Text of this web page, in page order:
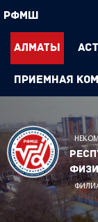
РФМШ
Алматы
Приемная